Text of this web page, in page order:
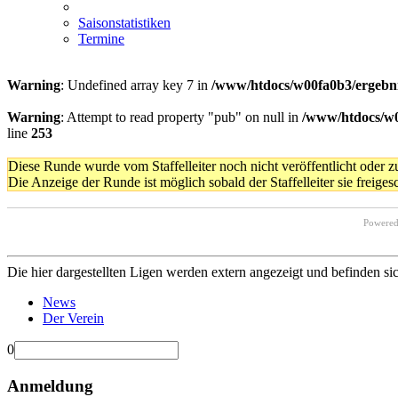
Saisonstatistiken
Termine
Warning: Undefined array key 7 in /www/htdocs/w00fa0b3/
Warning: Attempt to read property "pub" on null in /www/htdocs/
line 253
Diese Runde wurde vom Staffelleiter noch nicht veröffentlicht oder
Die Anzeige der Runde ist möglich sobald der Staffelleiter sie
Die hier dargestellten Ligen werden extern angezeigt und befinden
News
Der Verein
0
Anmeldung